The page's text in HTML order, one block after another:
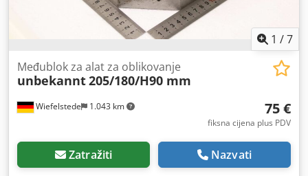
1 /7
Wiefelstede 1.043 km
Međublok za alat za oblikovanje
unbekannt205/180/H90 mm
75 €
fiksna cijena plus PDV
Zatražiti Nazvati